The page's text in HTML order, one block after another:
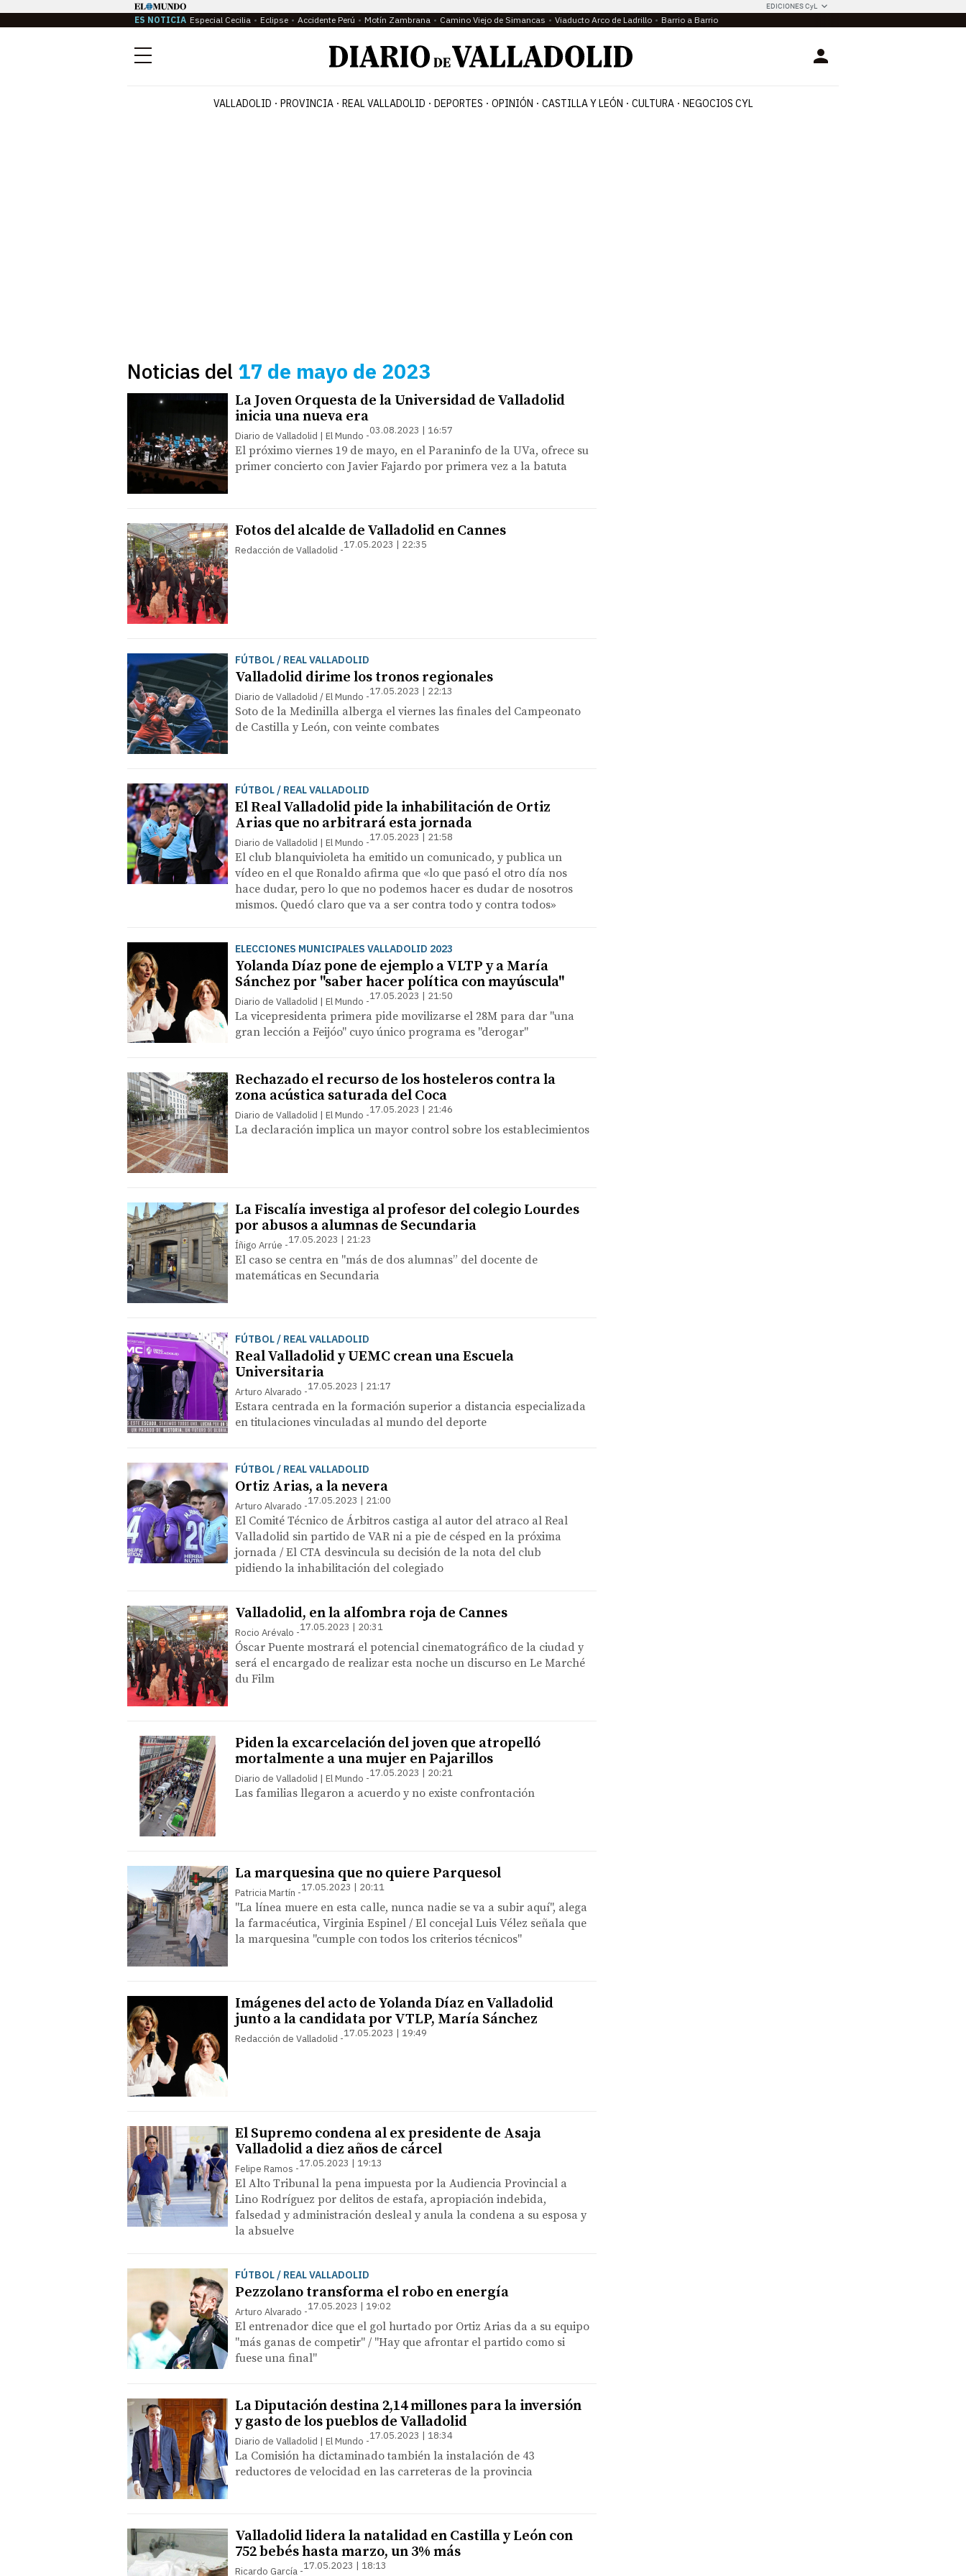
EDICIONES CyL
ES NOTICIA Especial Cecilia Eclipse Accidente Perú Motín Zambrana Camino Viejo de Simancas Viaducto Arco de Ladrillo Barrio a Barrio
Menú Login
VALLADOLID PROVINCIA REAL VALLADOLID DEPORTES OPINIÓN CASTILLA Y LEÓN CULTURA NEGOCIOS CYL
Noticias del 17 de mayo de 2023
La Joven Orquesta de la Universidad de Valladolid
inicia una nueva era
Diario de Valladolid | El Mundo 03.08.2023 | 16:57
El próximo viernes 19 de mayo, en el Paraninfo de la UVa, ofrece su
primer concierto con Javier Fajardo por primera vez a la batuta
Fotos del alcalde de Valladolid en Cannes
Redacción de Valladolid 17.05.2023 | 22:35
FÚTBOL / REAL VALLADOLID
Valladolid dirime los tronos regionales
Diario de Valladolid / El Mundo 17.05.2023 | 22:13
Soto de la Medinilla alberga el viernes las finales del Campeonato
de Castilla y León, con veinte combates
FÚTBOL / REAL VALLADOLID
El Real Valladolid pide la inhabilitación de Ortiz
Arias que no arbitrará esta jornada
Diario de Valladolid | El Mundo 17.05.2023 | 21:58
El club blanquivioleta ha emitido un comunicado, y publica un
vídeo en el que Ronaldo afirma que «lo que pasó el otro día nos
hace dudar, pero lo que no podemos hacer es dudar de nosotros
mismos. Quedó claro que va a ser contra todo y contra todos»
ELECCIONES MUNICIPALES VALLADOLID 2023
Yolanda Díaz pone de ejemplo a VLTP y a María
Sánchez por "saber hacer política con mayúscula"
Diario de Valladolid | El Mundo 17.05.2023 | 21:50
La vicepresidenta primera pide movilizarse el 28M para dar "una
gran lección a Feijóo" cuyo único programa es "derogar"
Rechazado el recurso de los hosteleros contra la
zona acústica saturada del Coca
Diario de Valladolid | El Mundo 17.05.2023 | 21:46
La declaración implica un mayor control sobre los establecimientos
La Fiscalía investiga al profesor del colegio Lourdes
por abusos a alumnas de Secundaria
Íñigo Arrúe 17.05.2023 | 21:23
El caso se centra en "más de dos alumnas” del docente de
matemáticas en Secundaria
FÚTBOL / REAL VALLADOLID
Real Valladolid y UEMC crean una Escuela
Universitaria
Arturo Alvarado 17.05.2023 | 21:17
Estara centrada en la formación superior a distancia especializada
en titulaciones vinculadas al mundo del deporte
FÚTBOL / REAL VALLADOLID
Ortiz Arias, a la nevera
Arturo Alvarado 17.05.2023 | 21:00
El Comité Técnico de Árbitros castiga al autor del atraco al Real
Valladolid sin partido de VAR ni a pie de césped en la próxima
jornada / El CTA desvincula su decisión de la nota del club
pidiendo la inhabilitación del colegiado
Valladolid, en la alfombra roja de Cannes
Rocio Arévalo 17.05.2023 | 20:31
Óscar Puente mostrará el potencial cinematográfico de la ciudad y
será el encargado de realizar esta noche un discurso en Le Marché
du Film
Piden la excarcelación del joven que atropelló
mortalmente a una mujer en Pajarillos
Diario de Valladolid | El Mundo 17.05.2023 | 20:21
Las familias llegaron a acuerdo y no existe confrontación
La marquesina que no quiere Parquesol
Patricia Martín 17.05.2023 | 20:11
"La línea muere en esta calle, nunca nadie se va a subir aquí", alega
la farmacéutica, Virginia Espinel / El concejal Luis Vélez señala que
la marquesina "cumple con todos los criterios técnicos"
Imágenes del acto de Yolanda Díaz en Valladolid
junto a la candidata por VTLP, María Sánchez
Redacción de Valladolid 17.05.2023 | 19:49
El Supremo condena al ex presidente de Asaja
Valladolid a diez años de cárcel
Felipe Ramos 17.05.2023 | 19:13
El Alto Tribunal la pena impuesta por la Audiencia Provincial a
Lino Rodríguez por delitos de estafa, apropiación indebida,
falsedad y administración desleal y anula la condena a su esposa y
la absuelve
FÚTBOL / REAL VALLADOLID
Pezzolano transforma el robo en energía
Arturo Alvarado 17.05.2023 | 19:02
El entrenador dice que el gol hurtado por Ortiz Arias da a su equipo
"más ganas de competir" / "Hay que afrontar el partido como si
fuese una final"
La Diputación destina 2,14 millones para la inversión
y gasto de los pueblos de Valladolid
Diario de Valladolid | El Mundo 17.05.2023 | 18:34
La Comisión ha dictaminado también la instalación de 43
reductores de velocidad en las carreteras de la provincia
Valladolid lidera la natalidad en Castilla y León con
752 bebés hasta marzo, un 3% más
Ricardo García 17.05.2023 | 18:13